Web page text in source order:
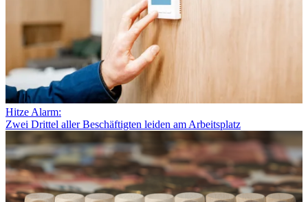
Hitze Alarm:
Zwei Drittel aller Beschäftigten leiden am Arbeitsplatz